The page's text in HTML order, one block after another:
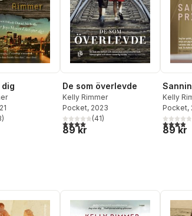
Totalt antal röster:
)
De som överlevde
Kelly Rimmer
Pocket, 2023
4,0utav 5 stjärnor. Totalt antal röster:
(41)
89 kr
Kelly
Pocket,
3,9utav
89 kr